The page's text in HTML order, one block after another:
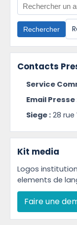
Rechercher
Contacts
Service
Email Presse
Siege : 28 rue
Kit media
Logos
elements de
Faire une